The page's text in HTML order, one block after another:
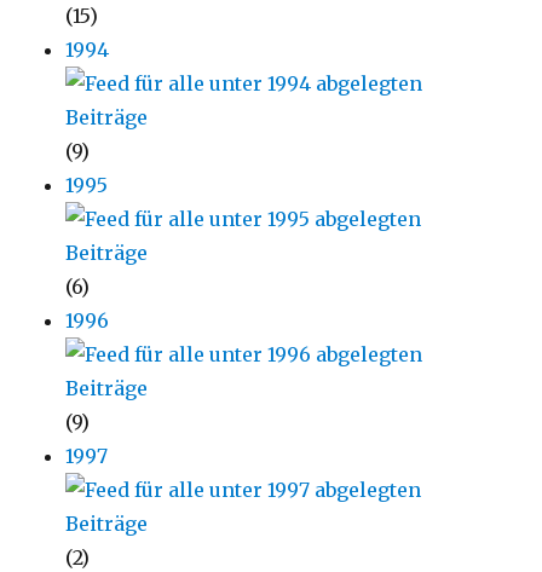
(15)
1994
(9)
1995
(6)
1996
(9)
1997
(2)